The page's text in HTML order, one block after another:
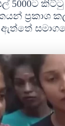
5000ට
ප්‍රකාශ
ඇත්තේ